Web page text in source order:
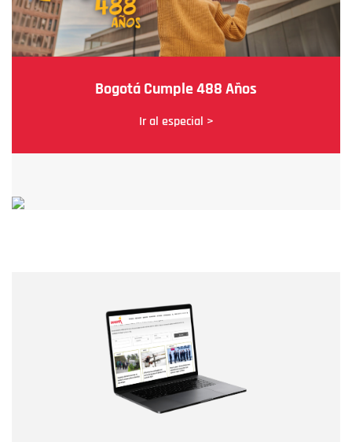
Bogotá Cumple 488 Años
Ir al especial >
Correo electrónico
Tipo de comentario